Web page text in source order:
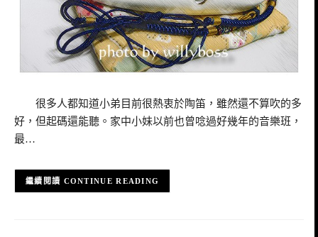
很多人都知道小弟目前很熱衷於陶笛，雖然還不算吹的多
好，但起碼還能聽。家中小妹以前也曾唸過好幾年的音樂班，
最…
CONTINUE READING